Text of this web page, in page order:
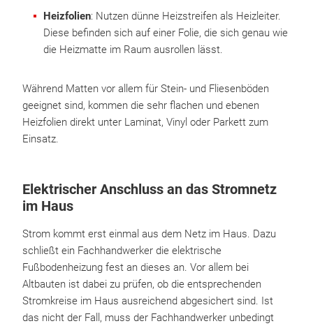
Heizfolien: Nutzen dünne Heizstreifen als Heizleiter.
Diese befinden sich auf einer Folie, die sich genau wie
die Heizmatte im Raum ausrollen lässt.
Während Matten vor allem für Stein- und Fliesenböden
geeignet sind, kommen die sehr flachen und ebenen
Heizfolien direkt unter Laminat, Vinyl oder Parkett zum
Einsatz.
Elektrischer Anschluss an das Stromnetz
im Haus
Strom kommt erst einmal aus dem Netz im Haus. Dazu
schließt ein Fachhandwerker die elektrische
Fußbodenheizung fest an dieses an. Vor allem bei
Altbauten ist dabei zu prüfen, ob die entsprechenden
Stromkreise im Haus ausreichend abgesichert sind. Ist
das nicht der Fall, muss der Fachhandwerker unbedingt